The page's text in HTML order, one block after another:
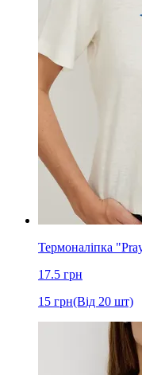
Термоналіпка
17.5 грн
15 грн(Від 20 шт)